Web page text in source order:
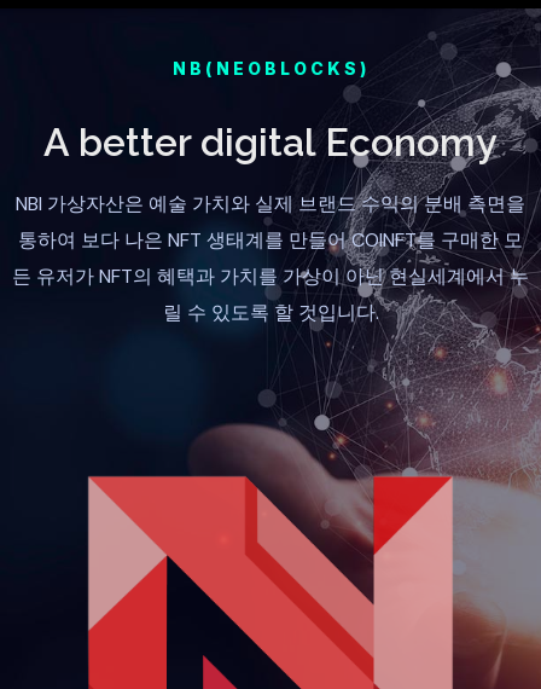
NB(NEOBLOCKS)
A better digital Economy
NBI 가상자산은 예술 가치와 실제 브랜드 수익의 분배 측면을
통하여 보다 나은 NFT 생태계를 만들어 COINFT를 구매한 모
든 유저가 NFT의 혜택과 가치를 가상이 아닌 현실세계에서 누
릴 수 있도록 할 것입니다.